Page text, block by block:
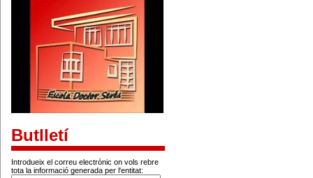
Butlletí
Introdueix el correu electrònic on vols rebre
tota la informació generada per l'entitat: